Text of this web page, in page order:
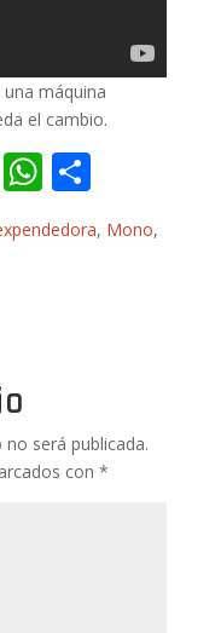
máquina
el cambio.
T W
h
at
o
m
, Mono,
será publicada.
con *